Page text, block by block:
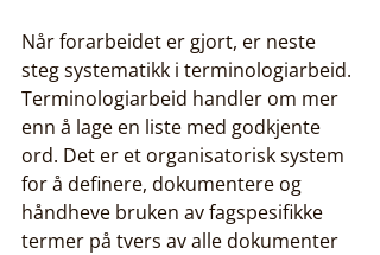
Når forarbeidet er gjort, er neste
steg systematikk i terminologiarbeid.
Terminologiarbeid handler om mer
enn å lage en liste med godkjente
ord. Det er et organisatorisk system
for å definere, dokumentere og
håndheve bruken av fagspesifikke
termer på tvers av alle dokumenter